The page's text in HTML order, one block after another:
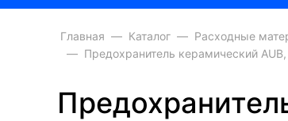
Главная Каталог Расходные
Предохранитель керамический